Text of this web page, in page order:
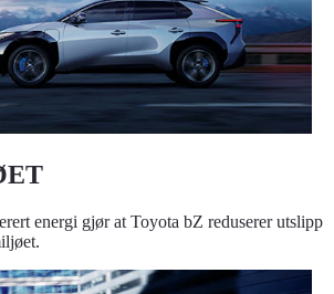
energi gjør at Toyota bZ reduserer utslipp